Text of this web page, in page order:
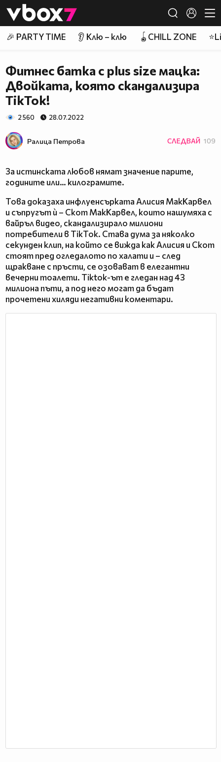
👾
🎉 PARTY TIME 👂 Клю – клю 🪀CHILL ZONE
Фитнес батка с plus size мацка:
Двойката, която скандализира
TikTok!
2 560 28.07.2022
Ралица Петровa СЛЕДВАЙ 109
За истинската любов нямат значение парите,
годините или… килограмите.
Това доказаха инфлуенсърката Алисия МакКарвел
и съпругът ѝ – Скот МакКарвел, които нашумяха с
вайръл видео, скандализирало милиони
потребители в TikTok. Става дума за няколко
секунден клип, на който се вижда как Алисия и Скот
стоят пред огледалото по халати и – след
щракване с пръсти, се озовават в елегантни
вечерни тоалети. Tiktok-ът е гледан над 43
милиона пъти, а под него могат да бъдат
прочетени хиляди негативни коментари.